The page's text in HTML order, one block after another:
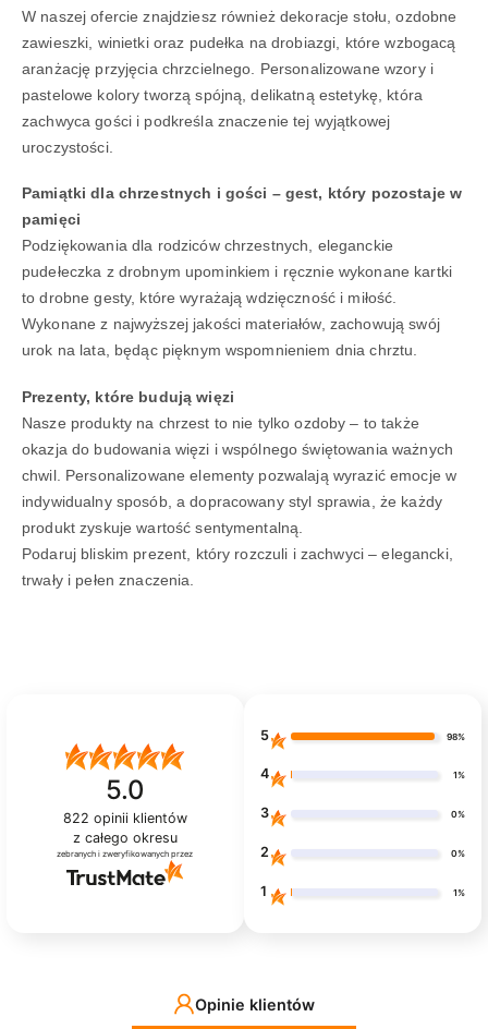
W naszej ofercie znajdziesz również dekoracje stołu, ozdobne
zawieszki, winietki oraz pudełka na drobiazgi, które wzbogacą
aranżację przyjęcia chrzcielnego. Personalizowane wzory i
pastelowe kolory tworzą spójną, delikatną estetykę, która
zachwyca gości i podkreśla znaczenie tej wyjątkowej
uroczystości.
Pamiątki dla chrzestnych i gości – gest, który pozostaje w
pamięci
Podziękowania dla rodziców chrzestnych, eleganckie
pudełeczka z drobnym upominkiem i ręcznie wykonane kartki
to drobne gesty, które wyrażają wdzięczność i miłość.
Wykonane z najwyższej jakości materiałów, zachowują swój
urok na lata, będąc pięknym wspomnieniem dnia chrztu.
Prezenty, które budują więzi
Nasze produkty na chrzest to nie tylko ozdoby – to także
okazja do budowania więzi i wspólnego świętowania ważnych
chwil. Personalizowane elementy pozwalają wyrazić emocje w
indywidualny sposób, a dopracowany styl sprawia, że każdy
produkt zyskuje wartość sentymentalną.
Podaruj bliskim prezent, który rozczuli i zachwyci – elegancki,
trwały i pełen znaczenia.
5.0
822 opinii klientów
z całego okresu
zebranych i zweryfikowanych przez
5 98%
4 1%
3 0%
2 0%
1 1%
Opinie klientów